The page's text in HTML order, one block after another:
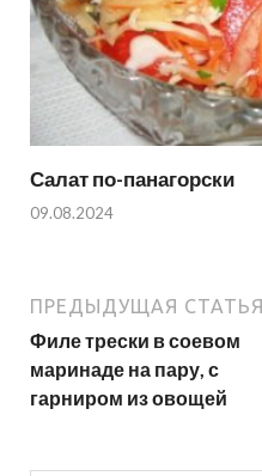
Салат по-панагорски
09.08.2024
ПРЕДЫДУЩАЯ СТАТЬЯ
Филе трески в соевом
маринаде на пару, с
гарниром из овощей